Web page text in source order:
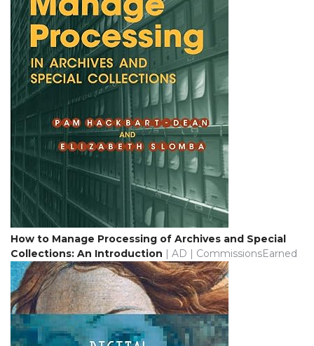
How to Manage Processing of Archives and Special
Collections: An Introduction | AD | CommissionsEarned